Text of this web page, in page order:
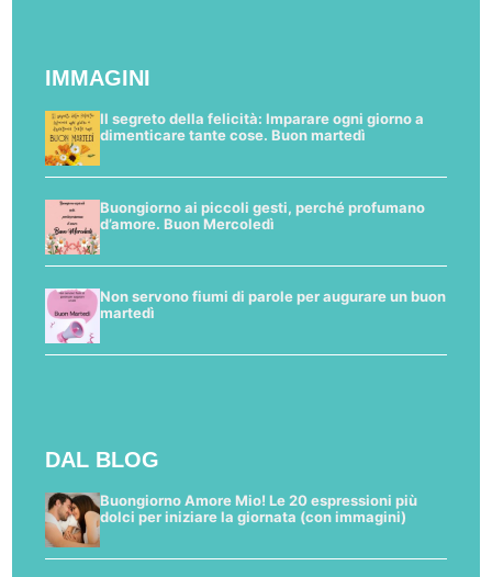
IMMAGINI
Il segreto della felicità: Imparare ogni giorno a
dimenticare tante cose. Buon martedì
Buongiorno ai piccoli gesti, perché profumano
d’amore. Buon Mercoledì
Non servono fiumi di parole per augurare un buon
martedì
DAL BLOG
Buongiorno Amore Mio! Le 20 espressioni più
dolci per iniziare la giornata (con immagini)